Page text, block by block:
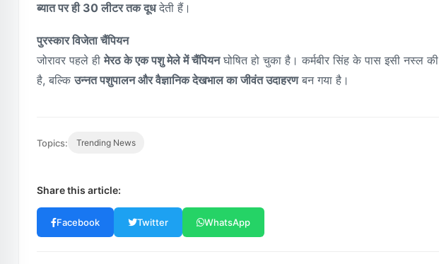
ब्यात पर ही 30 लीटर तक दूधदेती हैं।
पुरस्कार विजेता चैंपियन
जोरावर पहले हीमेरठ के एक पशु मेले में चैंपियनघोषित हो चुका है। कर्मबीर सिंह के पास इसी नस्ल की
है, बल्किउन्नत पशुपालन और वैज्ञानिक देखभाल का जीवंत उदाहरणबन गया है।
Topics: Trending News
Share this article:
Facebook Twitter WhatsApp